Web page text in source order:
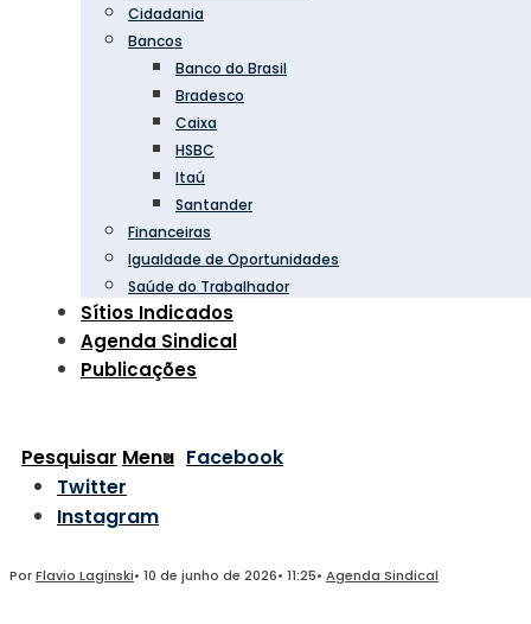
Cidadania
Bancos
Banco do Brasil
Bradesco
Caixa
HSBC
Itaú
Santander
Financeiras
Igualdade de Oportunidades
Saúde do Trabalhador
Sítios Indicados
Agenda Sindical
Publicações
Pesquisar Menu Facebook
Twitter
Instagram
PorFlavio Laginski• 10 de junho de 2026• 11:25• Agenda Sindical